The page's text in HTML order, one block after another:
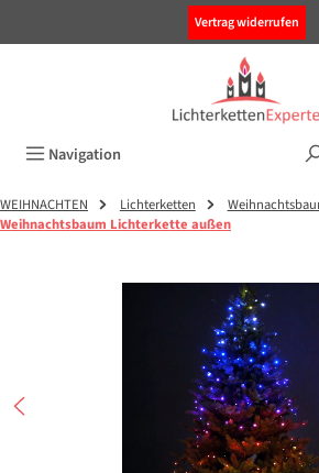
Vertrag widerrufen
Navigation
WEIHNACHTEN Lichterketten
Weihnachtsbaum Lichterkette außen